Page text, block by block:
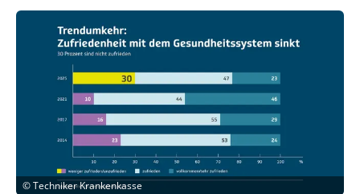
©Techniker Krankenkasse